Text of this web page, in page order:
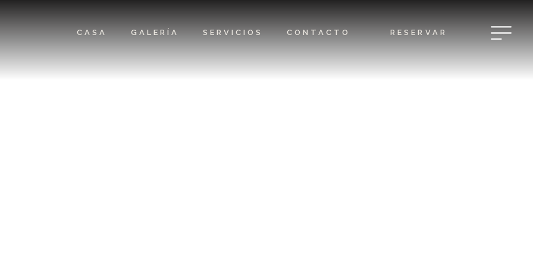
CASA GALERÍA SERVICIOS CONTACTO RESERVAR